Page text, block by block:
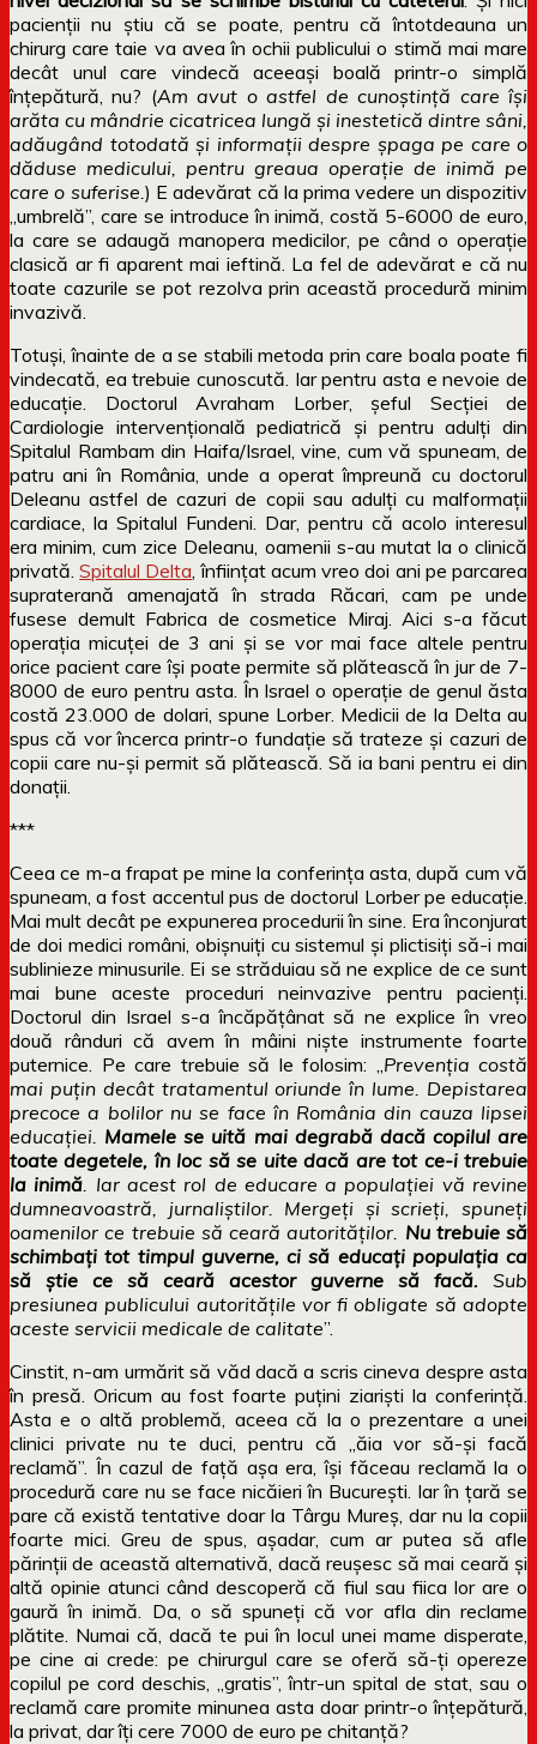
pacienții nu știu că se poate, pentru că întotdeauna un
chirurg care taie va avea în ochii publicului o stimă mai mare
decât unul care vindecă aceeași boală printr-o simplă
înțepătură, nu? (Am avut o astfel de cunoștință care își
arăta cu mândrie cicatricea lungă și inestetică dintre sâni,
adăugând totodată și informații despre șpaga pe care o
dăduse medicului, pentru greaua operație de inimă pe
care o suferise. ) E adevărat că la prima vedere un dispozitiv
„umbrelă”, care se introduce în inimă, costă 5-6000 de euro,
la care se adaugă manopera medicilor, pe când o operație
clasică ar fi aparent mai ieftină. La fel de adevărat e că nu
toate cazurile se pot rezolva prin această procedură minim
invazivă.
Totuși, înainte de a se stabili metoda prin care boala poate fi
vindecată, ea trebuie cunoscută. Iar pentru asta e nevoie de
educație. Doctorul Avraham Lorber, șeful Secției de
Cardiologie intervențională pediatrică și pentru adulți din
Spitalul Rambam din Haifa/Israel, vine, cum vă spuneam, de
patru ani în România, unde a operat împreună cu doctorul
Deleanu astfel de cazuri de copii sau adulți cu malformații
cardiace, la Spitalul Fundeni. Dar, pentru că acolo interesul
era minim, cum zice Deleanu, oamenii s-au mutat la o clinică
privată.Spitalul Delta , înființat acum vreo doi ani pe parcarea
supraterană amenajată în strada Răcari, cam pe unde
fusese demult Fabrica de cosmetice Miraj. Aici s-a făcut
operația micuței de 3 ani și se vor mai face altele pentru
orice pacient care își poate permite să plătească în jur de 7-
8000 de euro pentru asta. În Israel o operație de genul ăsta
costă 23.000 de dolari, spune Lorber. Medicii de la Delta au
spus că vor încerca printr-o fundație să trateze și cazuri de
copii care nu-și permit să plătească. Să ia bani pentru ei din
donații.
***
Ceea ce m-a frapat pe mine la conferința asta, după cum vă
spuneam, a fost accentul pus de doctorul Lorber pe educație.
Mai mult decât pe expunerea procedurii în sine. Era înconjurat
de doi medici români, obișnuiți cu sistemul și plictisiți să-i mai
sublinieze minusurile. Ei se străduiau să ne explice de ce sunt
mai bune aceste proceduri neinvazive pentru pacienți.
Doctorul din Israel s-a încăpățânat să ne explice în vreo
două rânduri că avem în mâini niște instrumente foarte
puternice. Pe care trebuie să le folosim: „ Prevenția costă
mai puțin decât tratamentul oriunde în lume. Depistarea
precoce a bolilor nu se face în România din cauza lipsei
educației. Mamele se uită mai degrabă dacă copilul are
toate degetele, în loc să se uite dacă are tot ce-i trebuie
la inimă . Iar acest rol de educare a populației vă revine
dumneavoastră, jurnaliștilor. Mergeți și scrieți, spuneți
oamenilor ce trebuie să ceară autorităților. Nu trebuie să
schimbați tot timpul guverne, ci să educați populația ca
să știe ce să ceară acestor guverne să facă. Sub
presiunea publicului autoritățile vor fi obligate să adopte
aceste servicii medicale de calitate”.
Cinstit, n-am urmărit să văd dacă a scris cineva despre asta
în presă. Oricum au fost foarte puțini ziariști la conferință.
Asta e o altă problemă, aceea că la o prezentare a unei
clinici private nu te duci, pentru că „ăia vor să-și facă
reclamă”. În cazul de față așa era, își făceau reclamă la o
procedură care nu se face nicăieri în București. Iar în țară se
pare că există tentative doar la Târgu Mureș, dar nu la copii
foarte mici. Greu de spus, așadar, cum ar putea să afle
părinții de această alternativă, dacă reușesc să mai ceară și
altă opinie atunci când descoperă că fiul sau fiica lor are o
gaură în inimă. Da, o să spuneți că vor afla din reclame
plătite. Numai că, dacă te pui în locul unei mame disperate,
pe cine ai crede: pe chirurgul care se oferă să-ți opereze
copilul pe cord deschis, „gratis”, într-un spital de stat, sau o
reclamă care promite minunea asta doar printr-o înțepătură,
la privat, dar îți cere 7000 de euro pe chitanță?